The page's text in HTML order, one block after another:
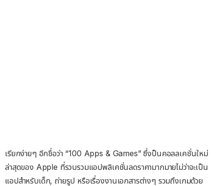
เรียกง่ายๆ อีกชื่อว่า “100 Apps & Games” ซึ่งป็นคอลลเคชั่นใหม่
ล่าสุดของ Apple ที่รวบรวมแอปพลิเคชั่นลดราคามากมายไม่ว่าจะเป็น
แอปสำหรับเด็ก, ถ่ายรูป หรือเรื่องงานเอกสารต่างๆ รวมถึงเกมด้วย